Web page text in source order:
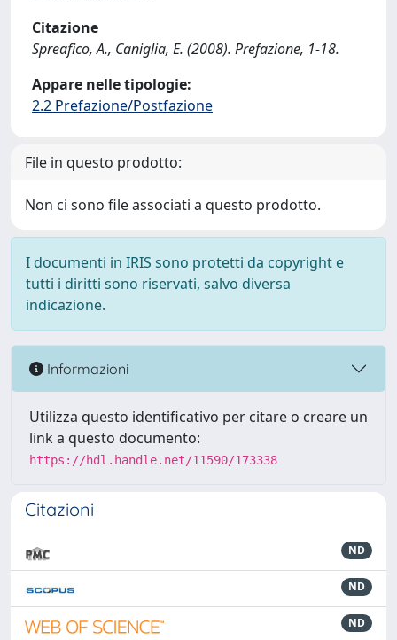
Citazione
Spreafico, A., Caniglia, E. (2008). Prefazione, 1-18.
Appare nelle tipologie:
2.2 Prefazione/Postfazione
File in questo prodotto:
Non ci sono file associati a questo prodotto.
I documenti in IRIS sono protetti da copyright e
tutti i diritti sono riservati, salvo diversa
indicazione.
Informazioni
Utilizza questo identificativo per citare o creare un
link a questo documento:
https://hdl.handle.net/11590/173338
Citazioni
ND
ND
ND